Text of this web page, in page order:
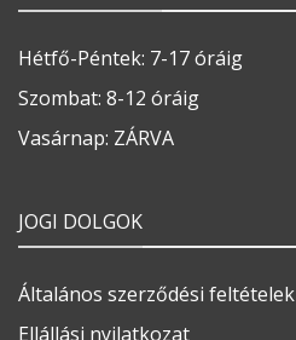
Hétfő-Péntek: 7-17 óráig
Szombat: 8-12 óráig
Vasárnap: ZÁRVA
JOGI DOLGOK
Általános szerződési feltételek
Ellállási nyilatkozat